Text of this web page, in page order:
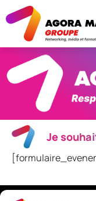
Je